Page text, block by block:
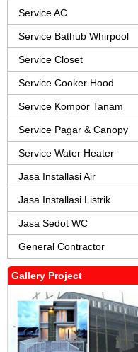
Service AC
Service Bathub Whirpool
Service Closet
Service Cooker Hood
Service Kompor Tanam
Service Pagar & Canopy
Service Water Heater
Jasa Installasi Air
Jasa Installasi Listrik
Jasa Sedot WC
General Contractor
Gallery Project